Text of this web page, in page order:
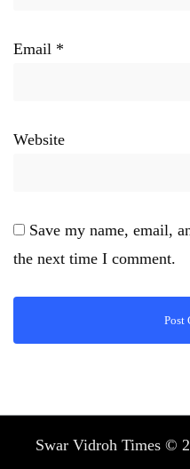
Email *
Website
Save my name, email,
the next time I comment.
Swar Vidroh Times ©